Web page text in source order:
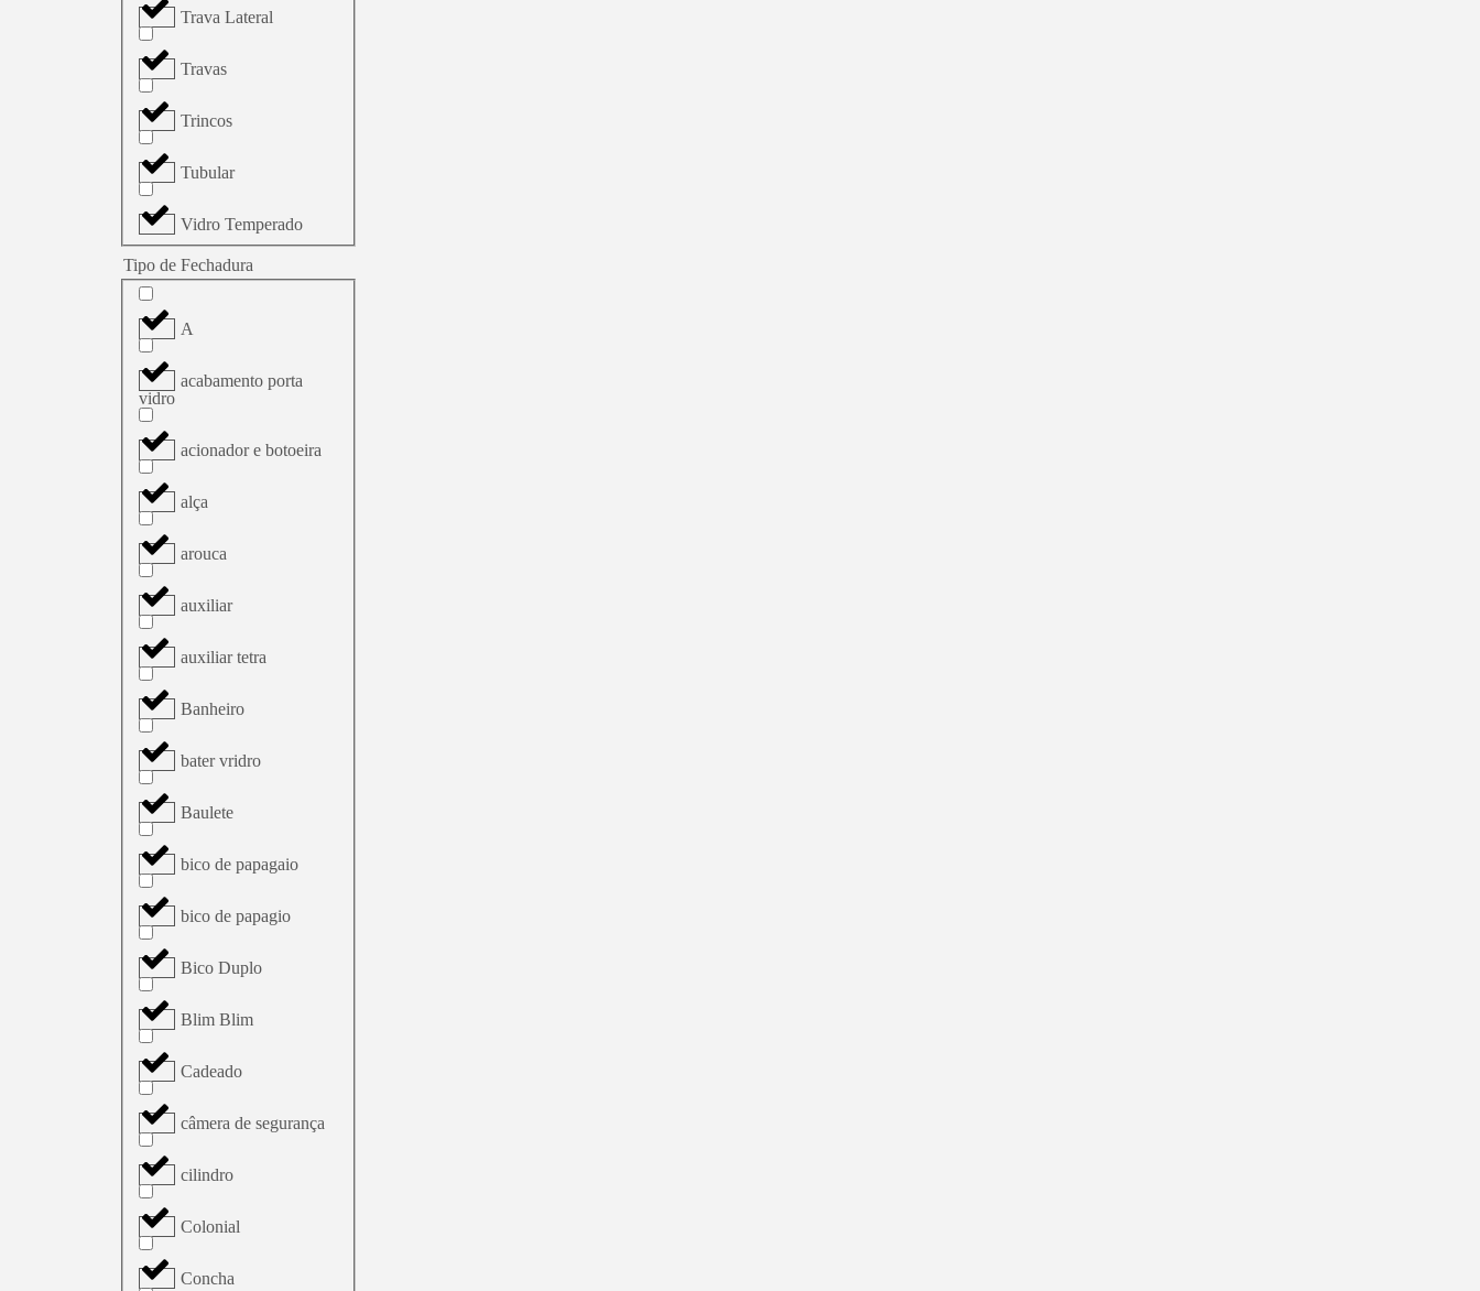
Trava Lateral
Travas
Trincos
Tubular
Vidro Temperado
Tipo de Fechadura
A
acabamento porta
vidro
acionador e botoeira
alça
arouca
auxiliar
auxiliar tetra
Banheiro
bater vridro
Baulete
bico de papagaio
bico de papagio
Bico Duplo
Blim Blim
Cadeado
câmera de segurança
cilindro
Colonial
Concha